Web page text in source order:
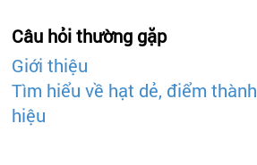
Câu hỏi thường gặp
Giới thiệu
Tìm hiểu về hạt dẻ, điểm
hiệu